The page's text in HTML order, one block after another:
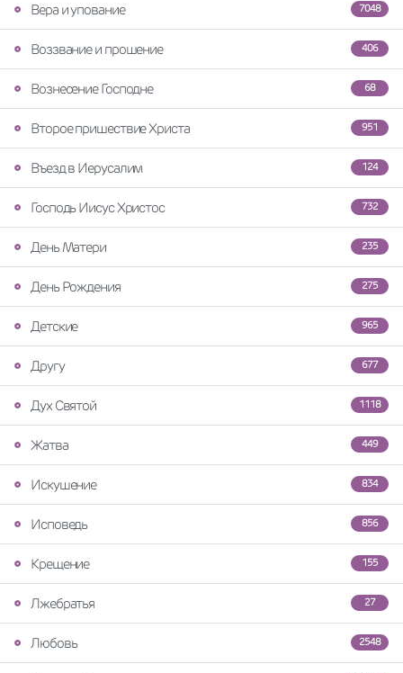
7048
Вера и упование
406
Воззвание и прошение
68
Вознесение Господне
951
Второе пришествие Христа
124
Въезд в Иерусалим
732
Господь Иисус Христос
235
День Матери
275
День Рождения
965
Детские
677
Другу
1118
Дух Святой
449
Жатва
834
Искушение
856
Исповедь
155
Крещение
27
Лжебратья
2548
Любовь